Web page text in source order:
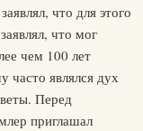
что для этого
что мог
чем 100 лет
часто являлся дух
Перед
приглашал